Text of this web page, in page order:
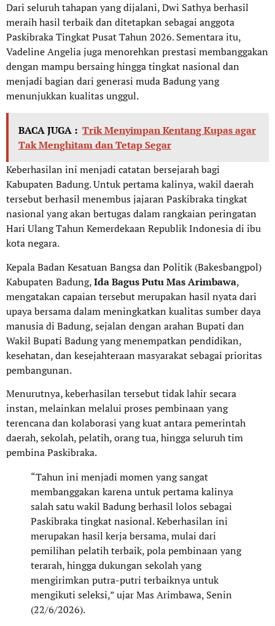
Dari seluruh tahapan yang dijalani, Dwi Sathya berhasil
meraih hasil terbaik dan ditetapkan sebagai anggota
Paskibraka Tingkat Pusat Tahun 2026. Sementara itu,
Vadeline Angelia juga menorehkan prestasi membanggakan
dengan mampu bersaing hingga tingkat nasional dan
menjadi bagian dari generasi muda Badung yang
menunjukkan kualitas unggul.
BACA JUGA : Trik Menyimpan Kentang Kupas agar
Tak Menghitam dan Tetap Segar
Keberhasilan ini menjadi catatan bersejarah bagi
Kabupaten Badung. Untuk pertama kalinya, wakil daerah
tersebut berhasil menembus jajaran Paskibraka tingkat
nasional yang akan bertugas dalam rangkaian peringatan
Hari Ulang Tahun Kemerdekaan Republik Indonesia di ibu
kota negara.
Kepala Badan Kesatuan Bangsa dan Politik (Bakesbangpol)
Kabupaten Badung,Ida Bagus Putu Mas Arimbawa,
mengatakan capaian tersebut merupakan hasil nyata dari
upaya bersama dalam meningkatkan kualitas sumber daya
manusia di Badung, sejalan dengan arahan Bupati dan
Wakil Bupati Badung yang menempatkan pendidikan,
kesehatan, dan kesejahteraan masyarakat sebagai prioritas
pembangunan.
Menurutnya, keberhasilan tersebut tidak lahir secara
instan, melainkan melalui proses pembinaan yang
terencana dan kolaborasi yang kuat antara pemerintah
daerah, sekolah, pelatih, orang tua, hingga seluruh tim
pembina Paskibraka.
“Tahun ini menjadi momen yang sangat
membanggakan karena untuk pertama kalinya
salah satu wakil Badung berhasil lolos sebagai
Paskibraka tingkat nasional. Keberhasilan ini
merupakan hasil kerja bersama, mulai dari
pemilihan pelatih terbaik, pola pembinaan yang
terarah, hingga dukungan sekolah yang
mengirimkan putra-putri terbaiknya untuk
mengikuti seleksi,” ujar Mas Arimbawa, Senin
(22/6/2026).